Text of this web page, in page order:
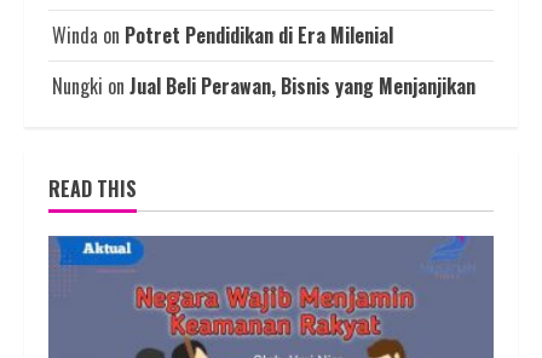
Winda on Potret Pendidikan di Era Milenial
Nungki on Jual Beli Perawan, Bisnis yang Menjanjikan
READ THIS